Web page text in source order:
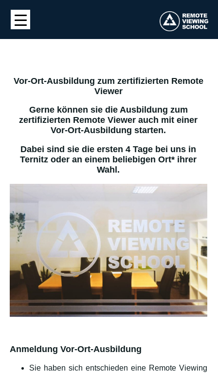
Vor-Ort-Ausbildung zum zertifizierten Remote
Viewer
Gerne können sie die Ausbildung zum
zertifizierten Remote Viewer auch mit einer
Vor-Ort-Ausbildung starten.
Dabei sind sie die ersten 4 Tage bei uns in
Ternitz oder an einem beliebigen Ort* ihrer
Wahl.
Anmeldung Vor-Ort-Ausbildung
Sie haben sich entschieden eine Remote Viewing